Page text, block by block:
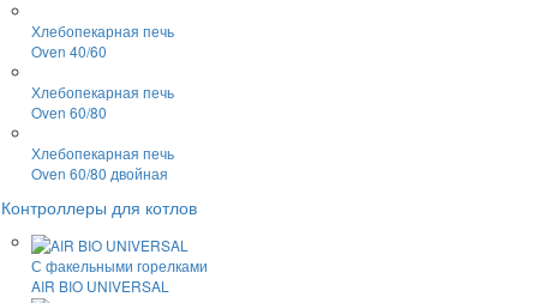
Хлебопекарная печь
Oven 40/60
Хлебопекарная печь
Oven 60/80
Хлебопекарная печь
Oven 60/80 двойная
Контроллеры для котлов
С факельными горелками
AIR BIO UNIVERSAL